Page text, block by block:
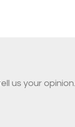
us your opinion.